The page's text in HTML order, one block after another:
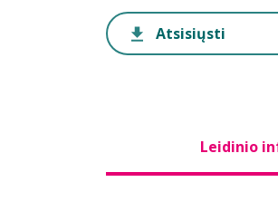
Atsisiųsti
Leidinio